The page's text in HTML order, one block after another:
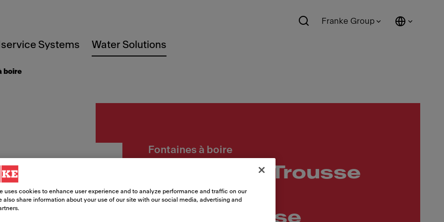
Systems Water Solutions
Franke Group
boire
Fontaines à boire
KEPWEBF Trousse
adaptation
remplisseuse
uses cookies to enhance user experience and to analyze performance and traffic on our
also share information about your use of our site with our social media, advertising and